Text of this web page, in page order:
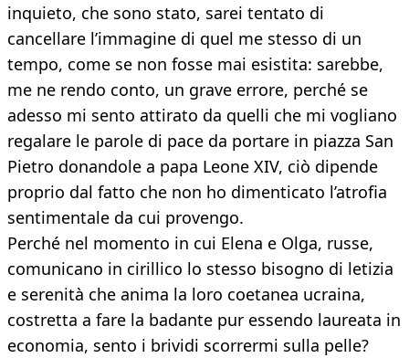
inquieto, che sono stato, sarei tentato di
cancellare l’immagine di quel me stesso di un
tempo, come se non fosse mai esistita: sarebbe,
me ne rendo conto, un grave errore, perché se
adesso mi sento attirato da quelli che mi vogliano
regalare le parole di pace da portare in piazza San
Pietro donandole a papa Leone XIV, ciò dipende
proprio dal fatto che non ho dimenticato l’atrofia
sentimentale da cui provengo.
Perché nel momento in cui Elena e Olga, russe,
comunicano in cirillico lo stesso bisogno di letizia
e serenità che anima la loro coetanea ucraina,
costretta a fare la badante pur essendo laureata in
economia, sento i brividi scorrermi sulla pelle?